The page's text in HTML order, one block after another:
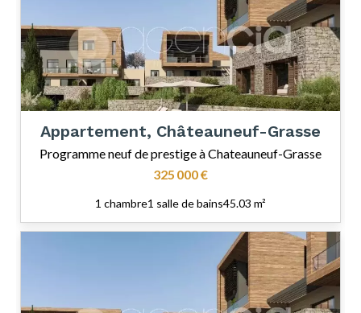
Appartement, Châteauneuf-Grasse
Programme neuf de prestige à Chateauneuf-Grasse
325 000 €
1 chambre1 salle de bains45.03 m²